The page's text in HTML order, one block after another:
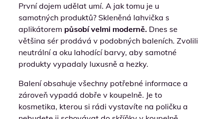
První dojem udělat umí. A jak tomu je u
samotných produktů? Skleněná lahvička s
aplikátorem působí velmi moderně. Dnes se
většina sér prodává v podobných baleních. Zvolili
neutrální a oku lahodící barvy, aby samotné
produkty vypadaly luxusně a hezky.
Balení obsahuje všechny potřebné informace a
zároveň vypadá dobře v koupelně. Je to
kosmetika, kterou si rádi vystavíte na poličku a